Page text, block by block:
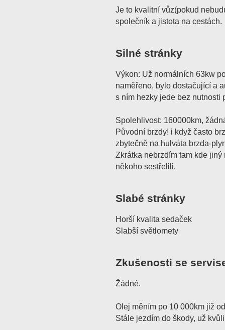
Je to kvalitní vůz(pokud
společník a jistota na cestách.
Silné stránky
Výkon: Už normálních 63kw
naměřeno, bylo dostačující a
s ním hezky jede bez nutnosti
Spolehlivost: 160000km,
Původní brzdy! i když často
zbytečně na hulváta brzda-
Zkrátka nebrzdím tam kde
někoho sestřelili.
Slabé stránky
Horší kvalita sedaček
Slabší světlomety
Zkušenosti se
Žádné.
Olej měním po 10 000km již
Stále jezdím do škody, už